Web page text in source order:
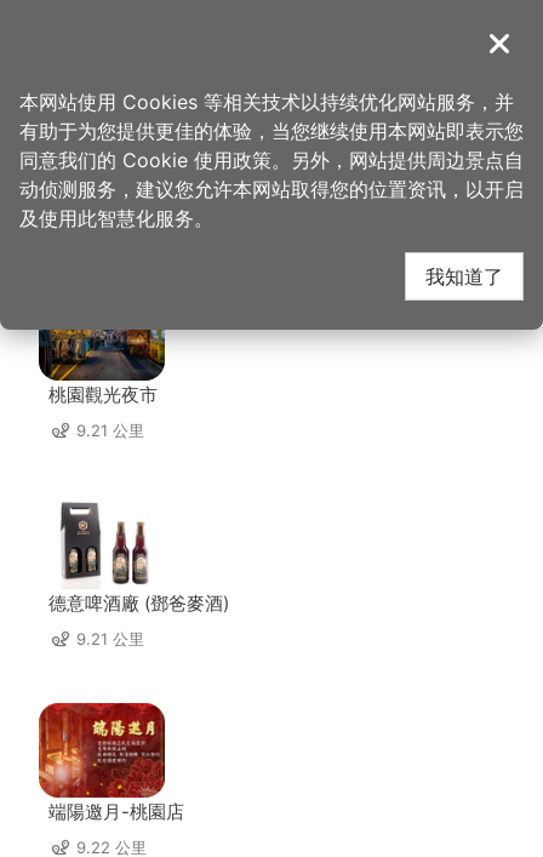
導覽
首页 > 想去的地方 > 住宿 > 伯爵商务旅店
伯爵商务旅店 周边店家
桃園觀光夜市
9.21 公里
德意啤酒廠 (鄧爸麥酒)
9.21 公里
端陽邀月-桃園店
9.22 公里
关闭
本网站使用 Cookies 等相关技术以持续优化网站服务，并
有助于为您提供更佳的体验，当您继续使用本网站即表示您
同意我们的 Cookie 使用政策。另外，网站提供周边景点自
动侦测服务，建议您允许本网站取得您的位置资讯，以开启
及使用此智慧化服务。
我知道了